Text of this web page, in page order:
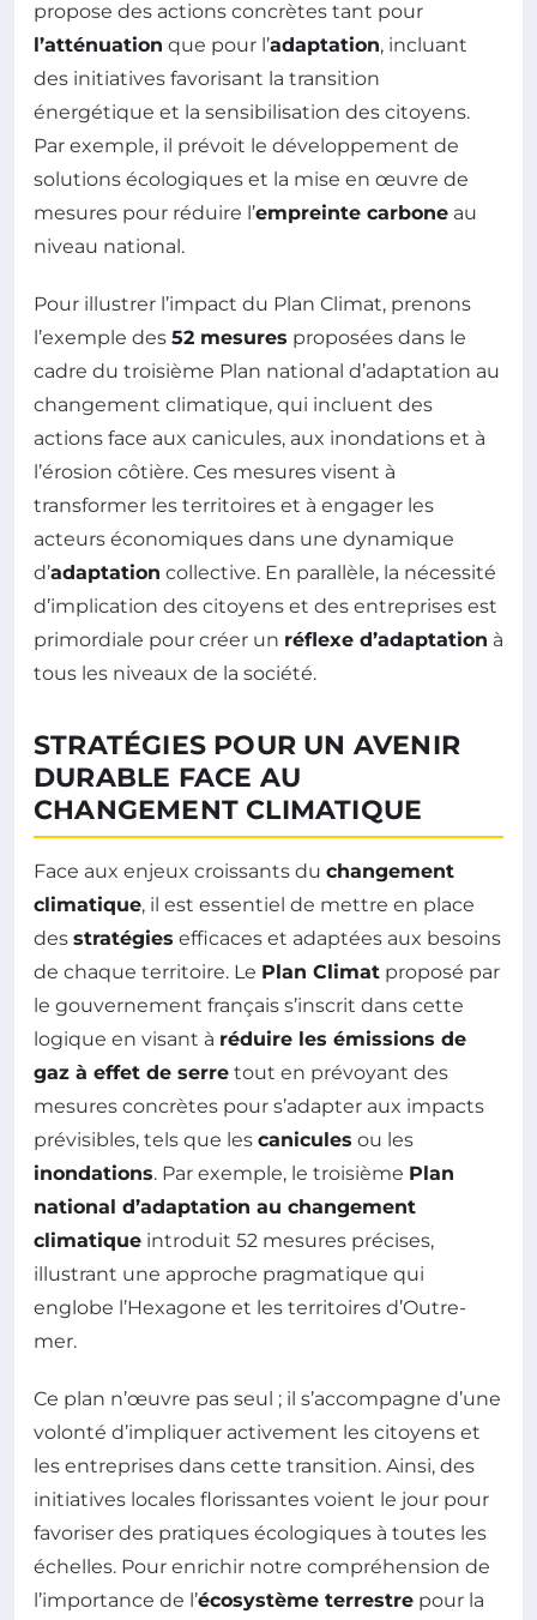
propose des actions concrètes tant pour
l’atténuation que pour l’adaptation, incluant
des initiatives favorisant la transition
énergétique et la sensibilisation des citoyens.
Par exemple, il prévoit le développement de
solutions écologiques et la mise en œuvre de
mesures pour réduire l’empreinte carbone au
niveau national.
Pour illustrer l’impact du Plan Climat, prenons
l’exemple des 52 mesures proposées dans le
cadre du troisième Plan national d’adaptation au
changement climatique, qui incluent des
actions face aux canicules, aux inondations et à
l’érosion côtière. Ces mesures visent à
transformer les territoires et à engager les
acteurs économiques dans une dynamique
d’adaptation collective. En parallèle, la nécessité
d’implication des citoyens et des entreprises est
primordiale pour créer un réflexe d’adaptation à
tous les niveaux de la société.
STRATÉGIES POUR UN AVENIR
DURABLE FACE AU
CHANGEMENT CLIMATIQUE
Face aux enjeux croissants du changement
climatique, il est essentiel de mettre en place
des stratégies efficaces et adaptées aux besoins
de chaque territoire. Le Plan Climat proposé par
le gouvernement français s’inscrit dans cette
logique en visant à réduire les émissions de
gaz à effet de serre tout en prévoyant des
mesures concrètes pour s’adapter aux impacts
prévisibles, tels que les canicules ou les
inondations. Par exemple, le troisième Plan
national d’adaptation au changement
climatique introduit 52 mesures précises,
illustrant une approche pragmatique qui
englobe l’Hexagone et les territoires d’Outre-
mer.
Ce plan n’œuvre pas seul ; il s’accompagne d’une
volonté d’impliquer activement les citoyens et
les entreprises dans cette transition. Ainsi, des
initiatives locales florissantes voient le jour pour
favoriser des pratiques écologiques à toutes les
échelles. Pour enrichir notre compréhension de
l’importance de l’écosystème terrestre pour la